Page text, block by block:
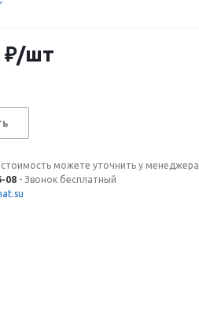
₽/шт
можете уточнить у менеджера
08 - Звонок бесплатный